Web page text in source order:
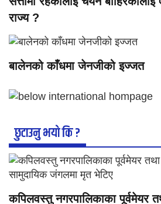
राज्य ?
बालेनको काँधमा जेनजीको इज्जत
छुटाउनु भयाे कि ?
कपिलवस्तु नगरपालिकाका पूर्वमेयर